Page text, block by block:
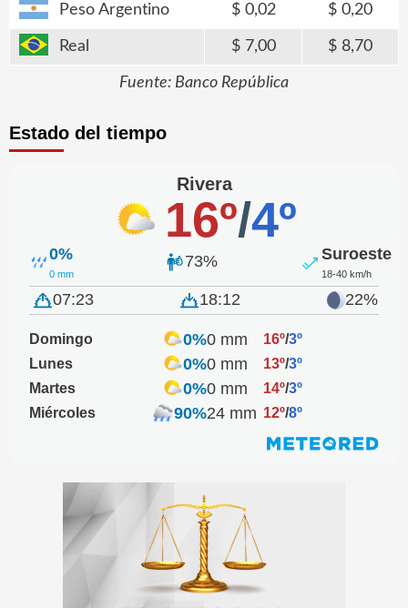
Peso Argentino 0,02 0,20
Real 7,00 8,70
Fuente: Banco República
Estado del tiempo
Rivera
16º/4º
0%
0 mm
73% Suroeste
18-40 km/h
07:23 18:12 22%
Domingo 0%0 mm 16º/3º
Lunes
0%0 mm 13º/3º
Martes
0%0 mm 14º/3º
Miércoles
90%24 mm 12º/8º